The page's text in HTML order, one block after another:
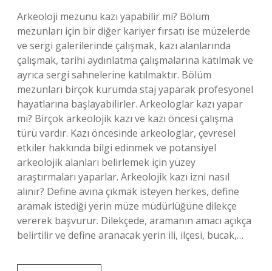
Arkeoloji mezunu kazı yapabilir mi? Bölüm
mezunları için bir diğer kariyer fırsatı ise müzelerde
ve sergi galerilerinde çalışmak, kazı alanlarında
çalışmak, tarihi aydınlatma çalışmalarına katılmak ve
ayrıca sergi sahnelerine katılmaktır. Bölüm
mezunları birçok kurumda staj yaparak profesyonel
hayatlarına başlayabilirler. Arkeologlar kazı yapar
mı? Birçok arkeolojik kazı ve kazı öncesi çalışma
türü vardır. Kazı öncesinde arkeologlar, çevresel
etkiler hakkında bilgi edinmek ve potansiyel
arkeolojik alanları belirlemek için yüzey
araştırmaları yaparlar. Arkeolojik kazı izni nasıl
alınır? Define avına çıkmak isteyen herkes, define
aramak istediği yerin müze müdürlüğüne dilekçe
vererek başvurur. Dilekçede, aramanın amacı açıkça
belirtilir ve define aranacak yerin ili, ilçesi, bucak,…